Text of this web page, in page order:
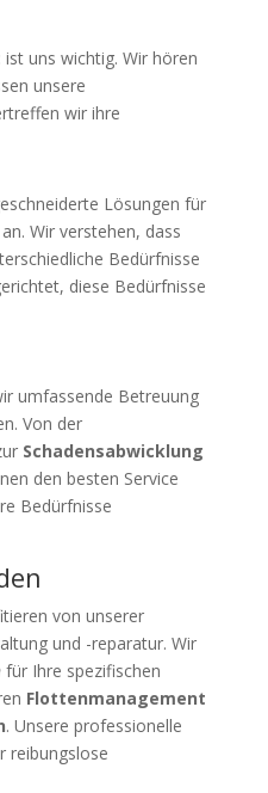
ist uns wichtig. Wir hören
unsere
wir ihre
Lösungen für
an. Wir verstehen, dass
Bedürfnisse
diese Bedürfnisse
umfassende Betreuung
Von der
Schadensabwicklung
den besten Service
Bedürfnisse
von unserer
und -reparatur. Wir
für Ihre spezifischen
Flottenmanagement
. Unsere professionelle
reibungslose